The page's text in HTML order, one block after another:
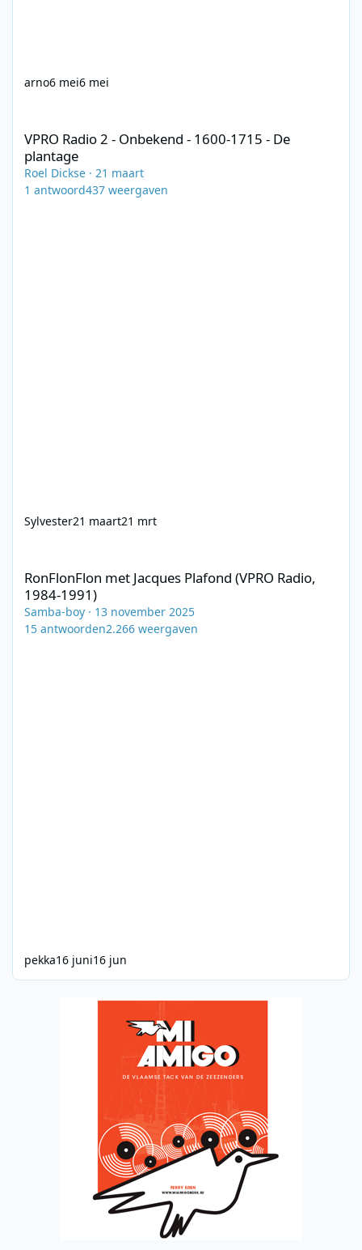
arno6 mei6 mei
VPRO Radio 2 - Onbekend - 1600-1715 - De
plantage
Roel Dickse · 21 maart
1 antwoord437 weergaven
Sylvester21 maart21 mrt
RonFlonFlon met Jacques Plafond (VPRO Radio,
1984-1991)
Samba-boy · 13 november 2025
15 antwoorden2.266 weergaven
pekka16 juni16 jun